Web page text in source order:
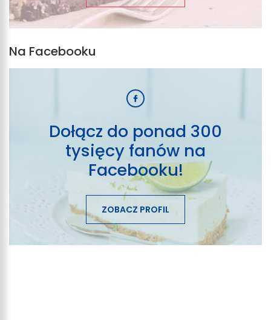
Na Facebooku
Dołącz do ponad 300
tysięcy fanów na
Facebooku!
ZOBACZ PROFIL